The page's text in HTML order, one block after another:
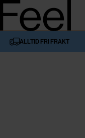
ALLTID FRI FRAKT